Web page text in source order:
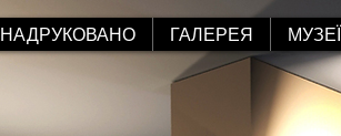
НАДРУКОВАНО ГАЛЕРЕЯ МУЗЕЇ